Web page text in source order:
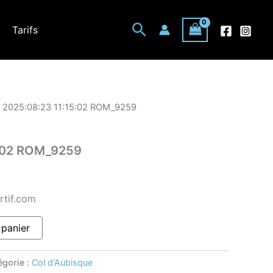
Tarifs Rechercher
2025:08:23 11:15:02 ROM_9259
ROM_9259
: Col d'Aubisque